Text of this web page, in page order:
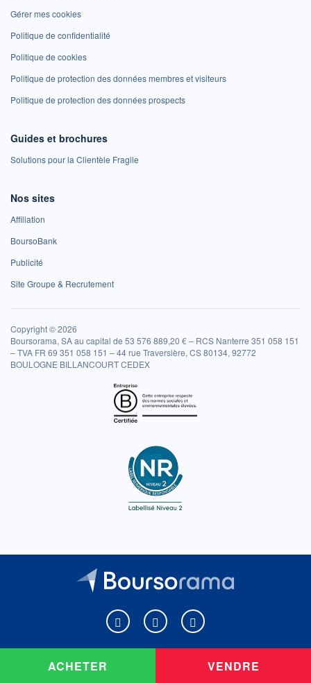
ACHETER VENDRE
Gérer mes cookies
Politique de confidentialité
Politique de cookies
Politique de protection des données membres et visiteurs
Politique de protection des données prospects
Guides et brochures
Solutions pour la Clientèle Fragile
Nos sites
Affiliation
BoursoBank
Publicité
Site Groupe & Recrutement
Copyright © 2026
Boursorama, SA au capital de 53 576 889,20 € – RCS Nanterre 351 058 151
– TVA FR 69 351 058 151 – 44 rue Traversière, CS 80134, 92772
BOULOGNE BILLANCOURT CEDEX
Boursorama sur Facebook
Boursorama sur XBoursorama sur